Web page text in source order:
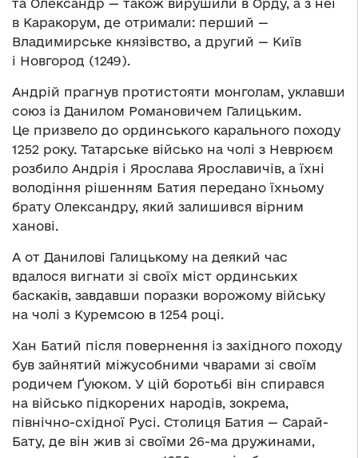
в Каракорум, де отримали: перший —
Владимирське князівство, а другий — Київ
і Новгород (1249).
Андрій прагнув протистояти монголам, уклавши
союз із Данилом Романовичем Галицьким.
Це призвело до ординського карального походу
1252 року. Татарське військо на чолі з Неврюєм
розбило Андрія і Ярослава Ярославичів, а їхні
володіння рішенням Батия передано їхньому
брату Олександру, який залишився вірним
ханові.
А от Данилові Галицькому на деякий час
вдалося вигнати зі своїх міст ординських
баскаків, завдавши поразки ворожому війську
на чолі з Куремсою в 1254 році.
Хан Батий після повернення із західного походу
був зайнятий міжусобними чварами зі своїм
родичем Ґуюком. У цій боротьбі він спирався
на військо підкорених народів, зокрема,
північно-східної Русі. Столиця Батия — Сарай-
Бату, де він жив зі своїми 26-ма дружинами,